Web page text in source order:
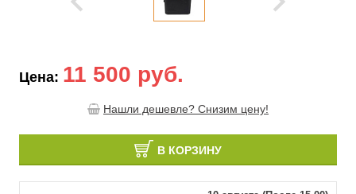
Цена: 11 500 руб.
Нашли дешевле? Снизим цену!
В КОРЗИНУ